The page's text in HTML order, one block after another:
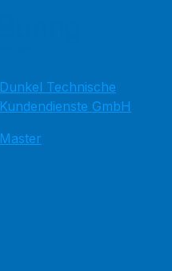
Dunkel Technische
Kundendienste GmbH
Master